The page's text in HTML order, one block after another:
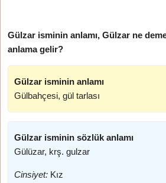
Gülzar isminin anlamı, Gülzar ne
anlama gelir?
Gülzar isminin anlamı
Gülbahçesi, gül tarlası
Gülzar isminin sözlük anlamı
Gülüzar, krş. gulzar
Cinsiyet: Kız